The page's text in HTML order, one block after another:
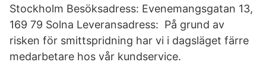
Stockholm Besöksadress: Evenemangsgatan 13,
169 79 Solna Leveransadress: På grund av
risken för smittspridning har vi i dagsläget färre
medarbetare hos vår kundservice.